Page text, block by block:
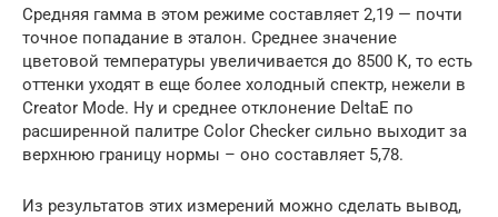
Средняя гамма в этом режиме составляет 2,19 — почти
точное попадание в эталон. Среднее значение
цветовой температуры увеличивается до 8500 К, то есть
оттенки уходят в еще более холодный спектр, нежели в
Creator Mode. Ну и среднее отклонение DeltaE по
расширенной палитре Color Checker сильно выходит за
верхнюю границу нормы – оно составляет 5,78.
Из результатов этих измерений можно сделать вывод,